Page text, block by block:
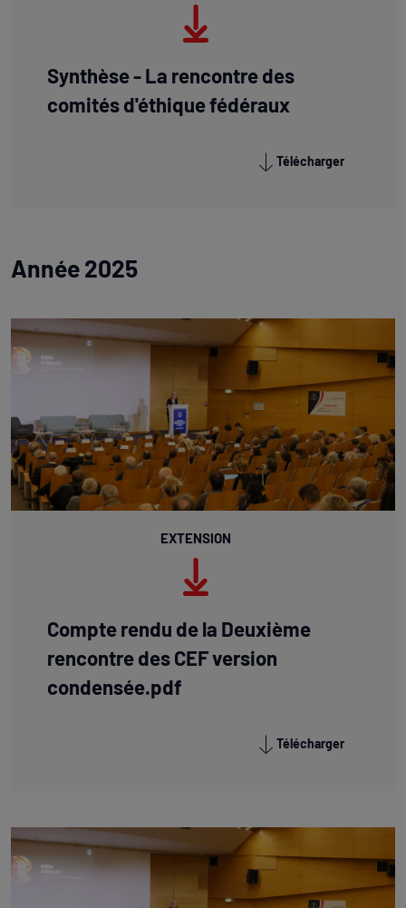
Synthèse - La rencontre des
comités d'éthique fédéraux
Télécharger
Année 2025
EXTENSION
Compte rendu de la Deuxième
rencontre des CEF version
condensée.pdf
Télécharger